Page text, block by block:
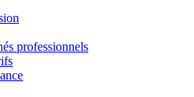
professionnels